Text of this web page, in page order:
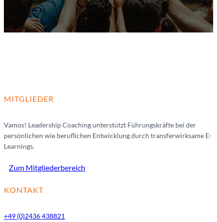
MITGLIEDER
Vamos! Leadership Coaching unterstützt Führungskräfte bei der
persönlichen wie beruflichen Entwicklung durch transferwirksame E-
Learnings.
Zum Mitgliederbereich
KONTAKT
+49 (0)2436 438821